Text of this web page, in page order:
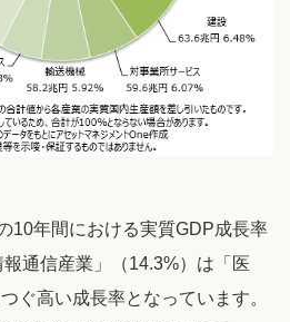
10年間における実質GDP成長率
通信産業」（14.3%）は「医
ぐ高い成長率となっています。